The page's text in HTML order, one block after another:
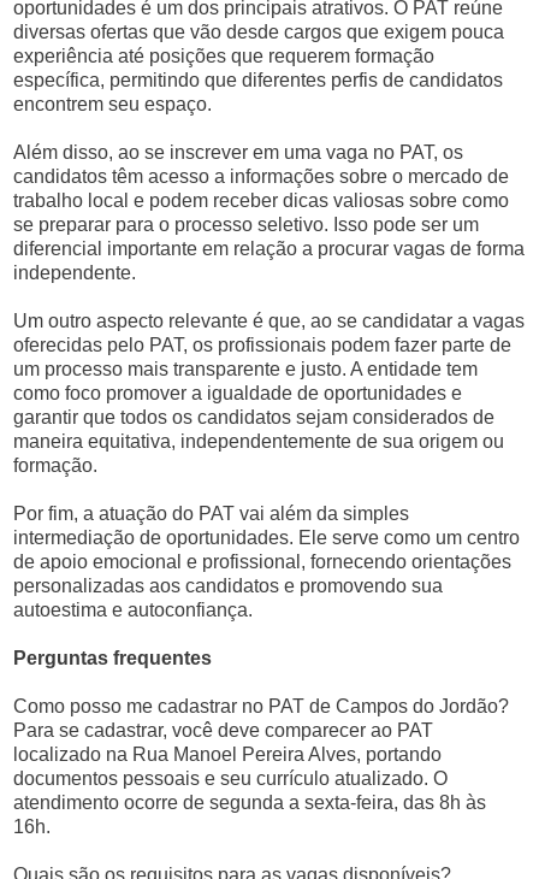
oportunidades é um dos principais atrativos. O PAT reúne
diversas ofertas que vão desde cargos que exigem pouca
experiência até posições que requerem formação
específica, permitindo que diferentes perfis de candidatos
encontrem seu espaço.
Além disso, ao se inscrever em uma vaga no PAT, os
candidatos têm acesso a informações sobre o mercado de
trabalho local e podem receber dicas valiosas sobre como
se preparar para o processo seletivo. Isso pode ser um
diferencial importante em relação a procurar vagas de forma
independente.
Um outro aspecto relevante é que, ao se candidatar a vagas
oferecidas pelo PAT, os profissionais podem fazer parte de
um processo mais transparente e justo. A entidade tem
como foco promover a igualdade de oportunidades e
garantir que todos os candidatos sejam considerados de
maneira equitativa, independentemente de sua origem ou
formação.
Por fim, a atuação do PAT vai além da simples
intermediação de oportunidades. Ele serve como um centro
de apoio emocional e profissional, fornecendo orientações
personalizadas aos candidatos e promovendo sua
autoestima e autoconfiança.
Perguntas frequentes
Como posso me cadastrar no PAT de Campos do Jordão?
Para se cadastrar, você deve comparecer ao PAT
localizado na Rua Manoel Pereira Alves, portando
documentos pessoais e seu currículo atualizado. O
atendimento ocorre de segunda a sexta-feira, das 8h às
16h.
Quais são os requisitos para as vagas disponíveis?